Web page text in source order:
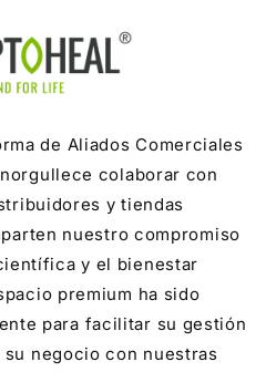
de Aliados Comerciales
colaborar con
y tiendas
nuestro compromiso
y el bienestar
premium ha sido
para facilitar su gestión
negocio con nuestras